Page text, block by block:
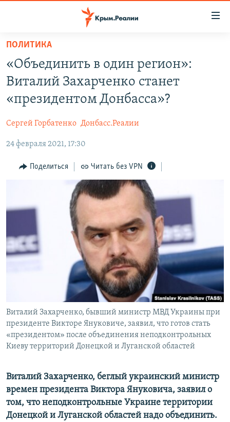
Вернуться
основному
содержанию
главной
навигации
Вернутся
поиску
НОВОСТИ
СПЕЦПРОЕКТЫ
11 ЛЕТ ОККУПАЦИИ КРЫМА. 11 ИСТОРИЙ СОПРОТИВЛЕНИЯ
ЕЩЕ
ИНТЕРАКТИВ
ИНФОГРАФИКА
ТЕЛЕПРОЕКТ КРЫМ.РЕАЛИИ
СОВЕТЫ ПРАВОЗАЩИТНИКОВ
ПРОПАВШИЕ БЕЗ ВЕСТИ
ПОБЕДИТЕЛЕЙ НЕ СУДЯТ?
КРЫМ.НЕПОКОРЕННЫЙ
УКРАИНСКАЯ ПРОБЛЕМА КРЫМА
РАДІО СВОБОДА
КАК ОБОЙТИ БЛОКИРОВКУ
Qırımtatar
ПРИСОЕДИНЯЙТЕСЬ!
Все сайты RFE/RL
ПОЛИТИКА
«Объединить в один регион»:
Виталий Захарченко станет
«президентом Донбасса»?
Сергей Горбатенко Донбасс.Реалии
24 февраля 2021, 17:30
Поделиться Читать без VPN
Виталий Захарченко, бывший министр МВД Украины при
президенте Викторе Януковиче, заявил, что готов стать
«президентом» после объединения неподконтрольных
Киеву территорий Донецкой и Луганской областей
Виталий Захарченко, беглый украинский министр
времен президента Виктора Януковича, заявил о
том, что неподконтрольные Украине территории
Донецкой и Луганской областей надо объединить.